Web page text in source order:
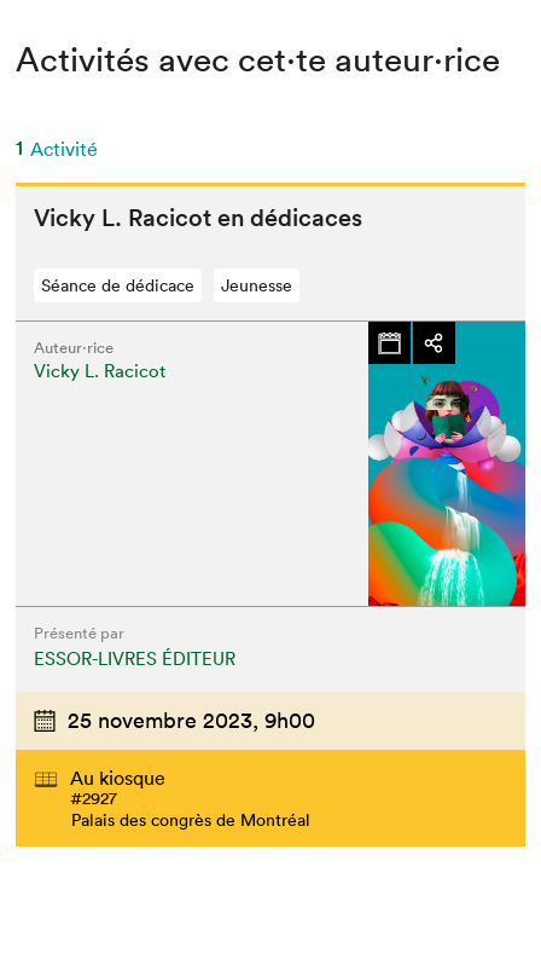
Activités avec cet·te auteur·rice
1 Activité
Vicky L. Raci­cot en dédicaces
Séance de dédicace Jeunesse
Auteur·rice
Vicky L. Racicot
Présenté par
ESSOR-LIVRES ÉDITEUR
25 novembre 2023, 9h00
Au kiosque
#2927
Palais des congrès de Montréal